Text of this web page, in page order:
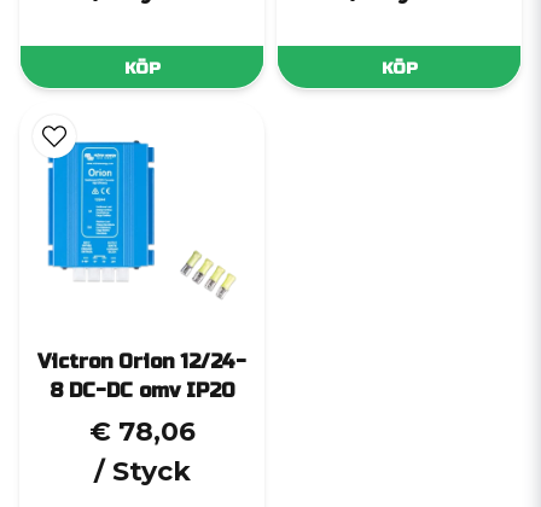
KÖP KÖP
Victron Orion 12/24-
8 DC-DC omv IP20
€ 78,06
/ Styck